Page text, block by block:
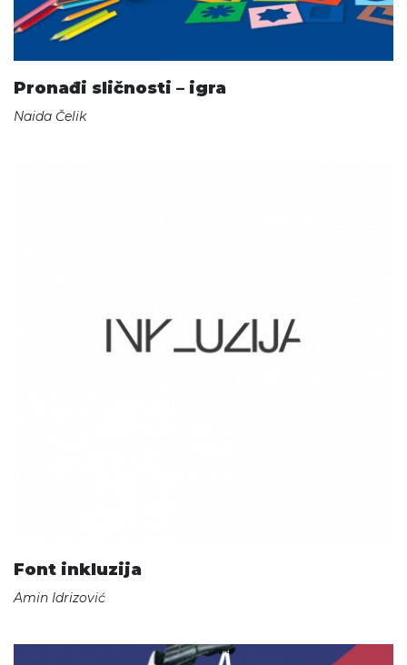
Pronađi sličnosti – igra
Naida Čelik
Font inkluzija
Amin Idrizović